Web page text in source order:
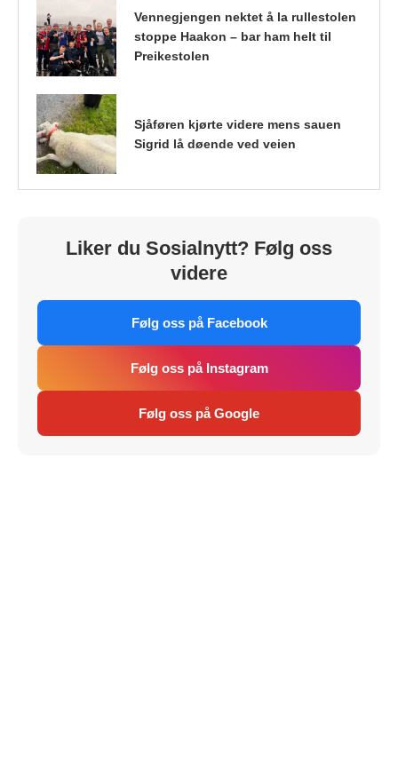
Vennegjengen nektet å la rullestolen
stoppe Haakon – bar ham helt til
Preikestolen
Sjåføren kjørte videre mens sauen
Sigrid lå døende ved veien
Liker du Sosialnytt? Følg oss
videre
Følg oss på Facebook
Følg oss på Instagram
Følg oss på Google